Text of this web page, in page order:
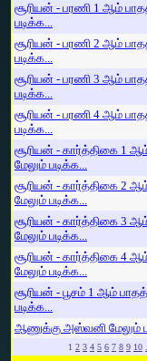
சூரியன் - பரணி 1 ஆம்
படிக்க...
சூரியன் - பரணி 2 ஆம்
படிக்க...
சூரியன் - பரணி 3 ஆம்
படிக்க...
சூரியன் - பரணி 4 ஆம்
படிக்க...
சூரியன் - கார்த்திகை 1
மேலும் படிக்க...
சூரியன் - கார்த்திகை 2
மேலும் படிக்க...
சூரியன் - கார்த்திகை 3
மேலும் படிக்க...
சூரியன் - கார்த்திகை 4
மேலும் படிக்க...
சூரியன் - பூசம் 1 ஆம்
படிக்க...
ஆணுக்கு அஸ்வனி மேலும்
1 2 3 4 5 6 7 8 9 10